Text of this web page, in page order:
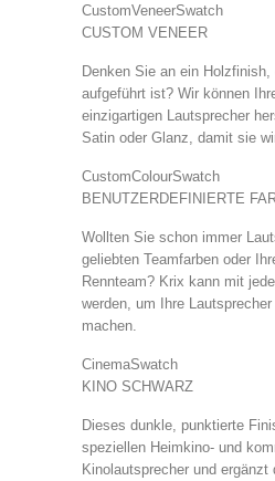
CustomVeneerSwatch
CUSTOM VENEER
Denken Sie an ein
aufgeführt ist? Wir können
einzigartigen Lautsprecher
Satin oder Glanz, damit sie
CustomColourSwatch
BENUTZERDEFINIERTE
Wollten Sie schon immer
geliebten Teamfarben oder
Rennteam? Krix kann mit
werden, um Ihre
machen.
CinemaSwatch
KINO SCHWARZ
Dieses dunkle, punktierte
speziellen Heimkino- und
Kinolautsprecher und ergänzt